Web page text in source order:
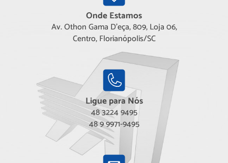
Onde Estamos
Av. Othon Gama D'eça, 809, Loja 06,
Centro, Florianópolis/SC
Ligue para Nós
48 3224 9495
48 9 9971-9495